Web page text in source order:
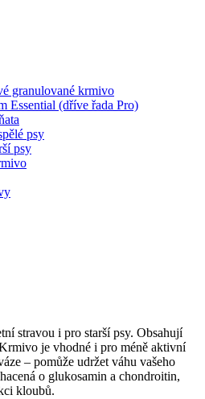
granulované krmivo
Essential (dříve řada Pro)
psy
psy
stravou i pro starší psy. Obsahují
je vhodné i pro méně aktivní
– pomůže udržet váhu vašeho
o glukosamin a chondroitin,
kloubů.